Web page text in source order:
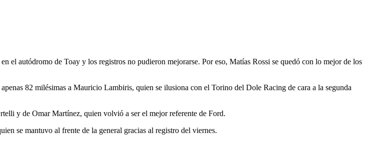
el autódromo de Toay y los registros no pudieron mejorarse. Por eso, Matías Rossi se quedó con lo mejor de los
82 milésimas a Mauricio Lambiris, quien se ilusiona con el Torino del Dole Racing de cara a la segunda
y de Omar Martínez, quien volvió a ser el mejor referente de Ford.
se mantuvo al frente de la general gracias al registro del viernes.